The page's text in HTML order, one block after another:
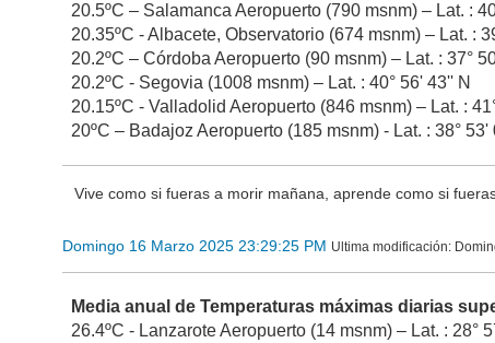
20.5ºC – Salamanca Aeropuerto (790 msnm) – Lat. :
20.35ºC - Albacete, Observatorio (674 msnm) – Lat. :
20.2ºC – Córdoba Aeropuerto (90 msnm) – Lat. : 37°
20.2ºC - Segovia (1008 msnm) – Lat. : 40° 56' 43'' N
20.15ºC - Valladolid Aeropuerto (846 msnm) – Lat. :
20ºC – Badajoz Aeropuerto (185 msnm) - Lat. : 38° 53'
Vive como si fueras a morir mañana, aprende como si
Domingo 16 Marzo 2025 23:29:25 PM Ultima modificación:
Media anual de Temperaturas máximas diarias
26.4ºC - Lanzarote Aeropuerto (14 msnm) – Lat. : 28°